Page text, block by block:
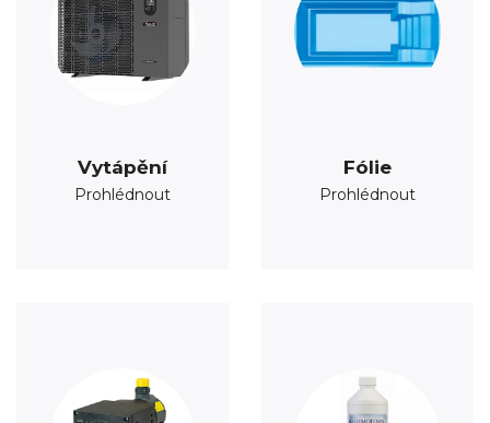
Vytápění
Prohlédnout
Fólie
Prohlédnout